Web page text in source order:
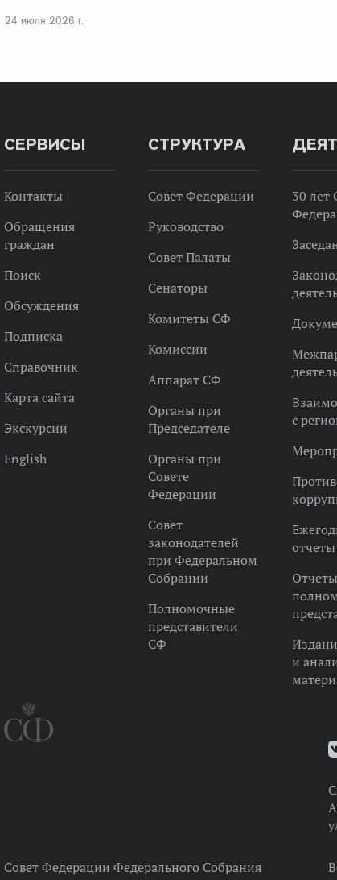
24 июля 2026 г.
СЕРВИСЫ
Контакты
Обращения
граждан
Поиск
Обсуждения
Подписка
Справочник
Карта сайта
Экскурсии
English
СТРУКТУРА
Совет Федерации
Руководство
Совет Палаты
Сенаторы
Комитеты СФ
Комиссии
Аппарат СФ
Органы при
Председателе
Органы при
Совете
Федерации
Совет
законодателей
при Федеральном
Собрании
Полномочные
представители
СФ
30 лет
с
Отчеты
и
Совет Федерации Федерального Собрания